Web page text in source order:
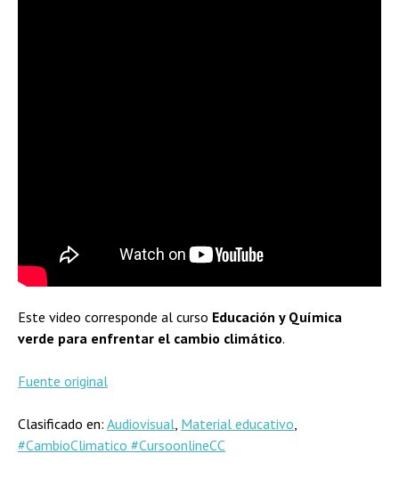
Este video corresponde al curso Educación y Química
verde para enfrentar el cambio climático.
Fuente original
Clasificado en: Audiovisual, Material educativo,
#CambioClimatico #CursoonlineCC